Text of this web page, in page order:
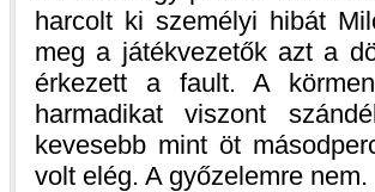
harcolt ki személyi hibát
meg a játékvezetők azt a
érkezett a fault. A
harmadikat viszont
kevesebb mint öt
volt elég. A győzelemre nem.